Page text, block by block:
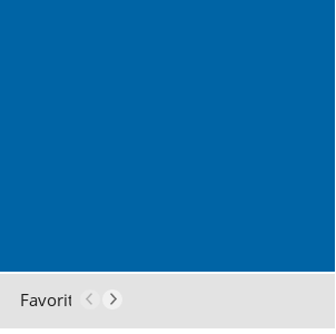
Favoriten Zufriedene Fotografen